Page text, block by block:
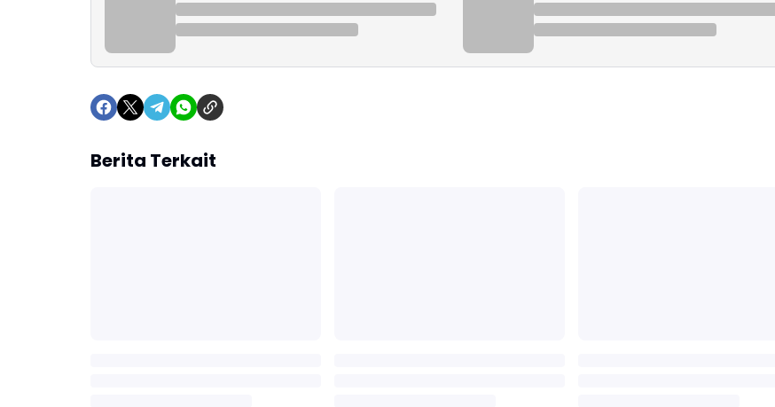
Berita Terkait